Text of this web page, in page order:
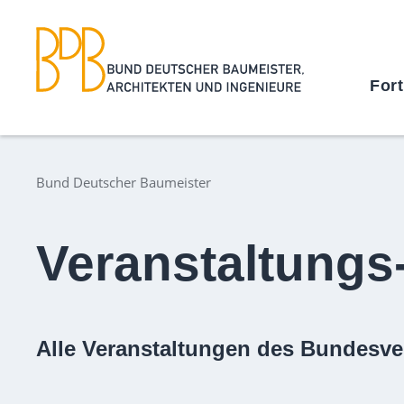
Bund Deutscher Baumeister
Alle Veranstaltungen des